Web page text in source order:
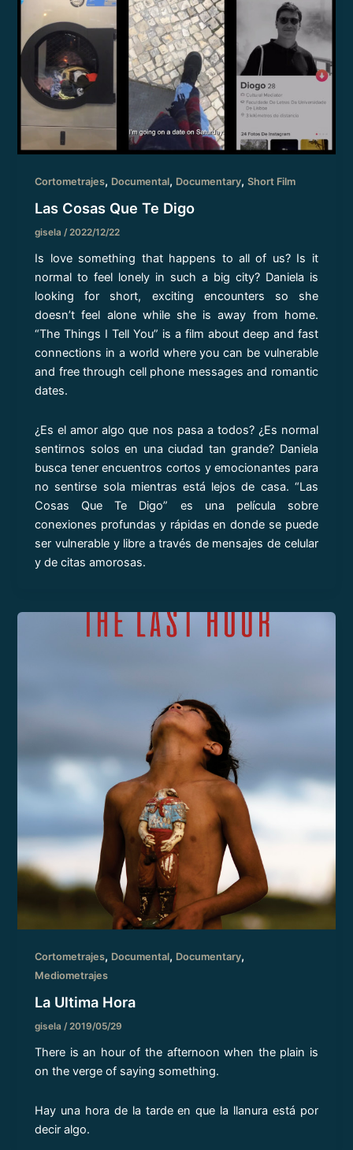
Cortometrajes, Documental, Documentary,Short Film
Las Cosas Que Te Digo
gisela/2022/12/22
Is love something that happens to all of us? Is it
normal to feel lonely in such a big city? Daniela is
looking for short, exciting encounters so she
doesn’t feel alone while she is away from home.
“The Things I Tell You” is a film about deep and fast
connections in a world where you can be vulnerable
and free through cell phone messages and romantic
dates.
¿Es el amor algo que nos pasa a todos? ¿Es normal
sentirnos solos en una ciudad tan grande? Daniela
busca tener encuentros cortos y emocionantes para
no sentirse sola mientras está lejos de casa. “Las
Cosas Que Te Digo” es una película sobre
conexiones profundas y rápidas en donde se puede
ser vulnerable y libre a través de mensajes de celular
y de citas amorosas.
Cortometrajes, Documental, Documentary,
Mediometrajes
La Ultima Hora
gisela/2019/05/29
There is an hour of the afternoon when the plain is
on the verge of saying something.
Hay una hora de la tarde en que la llanura está por
decir algo.